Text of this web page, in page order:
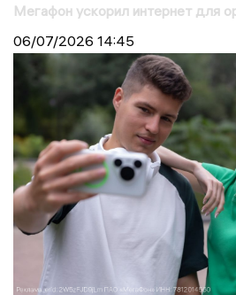
Мегафон ускорил интернет для
06/07/2026 14:45